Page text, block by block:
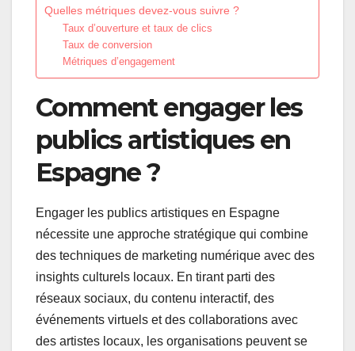
Quelles métriques devez-vous suivre ?
Taux d’ouverture et taux de clics
Taux de conversion
Métriques d’engagement
Comment engager les
publics artistiques en
Espagne ?
Engager les publics artistiques en Espagne
nécessite une approche stratégique qui combine
des techniques de marketing numérique avec des
insights culturels locaux. En tirant parti des
réseaux sociaux, du contenu interactif, des
événements virtuels et des collaborations avec
des artistes locaux, les organisations peuvent se